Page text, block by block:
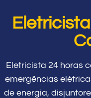
Eletricista 24 horas
emergências
de energia,